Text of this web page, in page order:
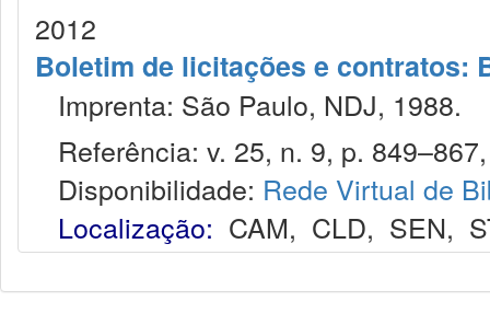
2012
Boletim de licitações e contratos:
Imprenta: São Paulo, NDJ, 1988.
Referência: v. 25, n. 9, p.
Disponibilidade: Rede Virtual de
Localização: CAM, CLD, SEN,